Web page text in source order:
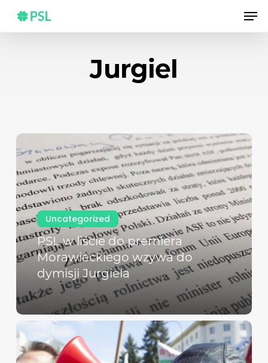
main
Jurgiel
Uncategorized
PSL w liście do premiera
Morawieckiego wzywa do
dymisji Jurgiela